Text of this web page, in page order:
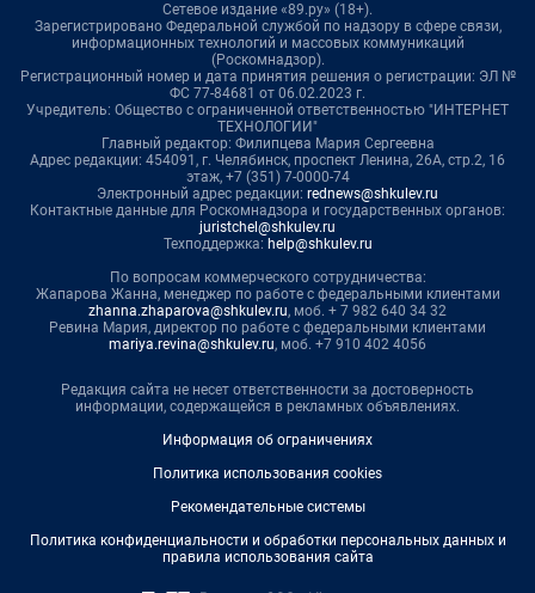
Сетевое издание «89.ру» (18+).
Зарегистрировано Федеральной службой по надзору в сфере связи,
информационных технологий и массовых коммуникаций
(Роскомнадзор).
Регистрационный номер и дата принятия решения о регистрации: ЭЛ №
ФС 77-84681 от 06.02.2023 г.
Учредитель: Общество с ограниченной ответственностью "ИНТЕРНЕТ
ТЕХНОЛОГИИ"
Главный редактор: Филипцева Мария Сергеевна
Адрес редакции: 454091, г. Челябинск, проспект Ленина, 26А, стр.2, 16
этаж, +7 (351) 7-0000-74
Электронный адрес редакции: rednews@shkulev.ru
Контактные данные для Роскомнадзора и государственных органов:
juristchel@shkulev.ru
Техподдержка: help@shkulev.ru
По вопросам коммерческого сотрудничества:
Жапарова Жанна, менеджер по работе с федеральными клиентами
zhanna.zhaparova@shkulev.ru, моб. + 7 982 640 34 32
Ревина Мария, директор по работе с федеральными клиентами
mariya.revina@shkulev.ru, моб. +7 910 402 4056
Редакция сайта не несет ответственности за достоверность
информации, содержащейся в рекламных объявлениях.
Информация об ограничениях
Политика использования cookies
Рекомендательные системы
Политика конфиденциальности и обработки персональных данных и
правила использования сайта